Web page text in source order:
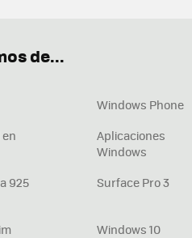
de...
Windows Phone
Aplicaciones
Windows
925 Surface Pro 3
Windows 10